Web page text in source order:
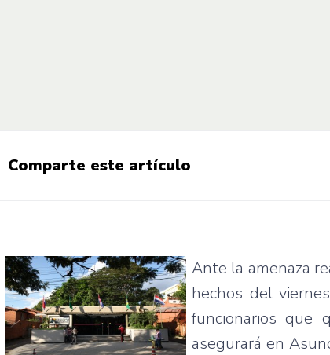
Comparte este artículo
Ante la amenaza
hechos del
funcionarios que
asegurará en